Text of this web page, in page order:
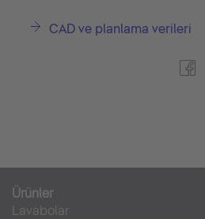
CAD ve planlama verileri
Ürünler
Lavabolar